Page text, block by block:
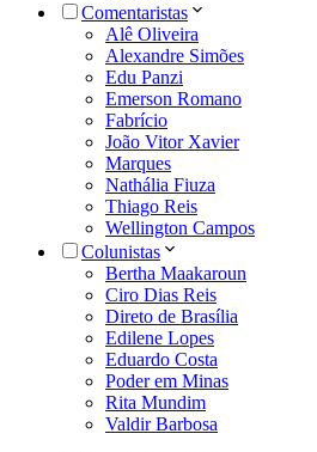
Comentaristas
Alê Oliveira
Alexandre Simões
Edu Panzi
Emerson Romano
Fabrício
João Vitor Xavier
Marques
Nathália Fiuza
Thiago Reis
Wellington Campos
Colunistas
Bertha Maakaroun
Ciro Dias Reis
Direto de Brasília
Edilene Lopes
Eduardo Costa
Poder em Minas
Rita Mundim
Valdir Barbosa